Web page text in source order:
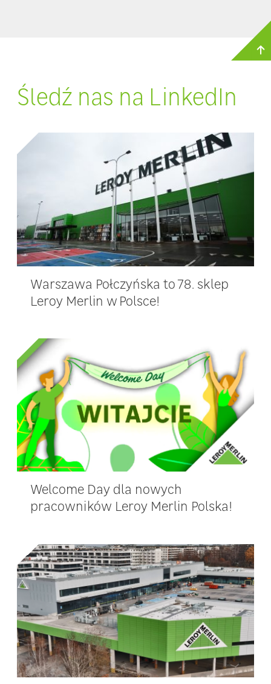
Śledź nas na LinkedIn
Warszawa Połczyńska to 78. sklep
Leroy Merlin w Polsce!
Welcome Day dla nowych
pracowników Leroy Merlin Polska!